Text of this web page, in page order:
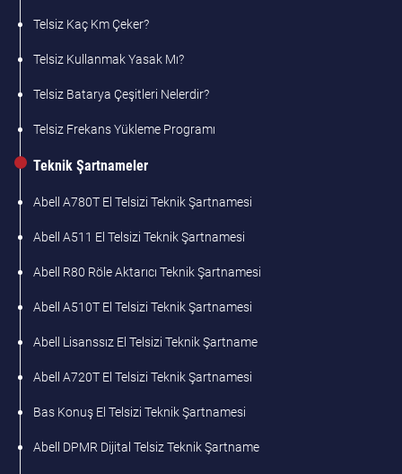
Telsiz Kaç Km Çeker?
Telsiz Kullanmak Yasak Mı?
Telsiz Batarya Çeşitleri Nelerdir?
Telsiz Frekans Yükleme Programı
Teknik Şartnameler
Abell A780T El Telsizi Teknik Şartnamesi
Abell A511 El Telsizi Teknik Şartnamesi
Abell R80 Röle Aktarıcı Teknik Şartnamesi
Abell A510T El Telsizi Teknik Şartnamesi
Abell Lisanssız El Telsizi Teknik Şartname
Abell A720T El Telsizi Teknik Şartnamesi
Bas Konuş El Telsizi Teknik Şartnamesi
Abell DPMR Dijital Telsiz Teknik Şartname